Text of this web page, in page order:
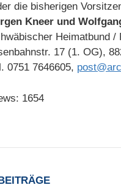
die bisherigen
Kneer und
Heimatbund /
17 (1. OG),
0751 7646605,
1654